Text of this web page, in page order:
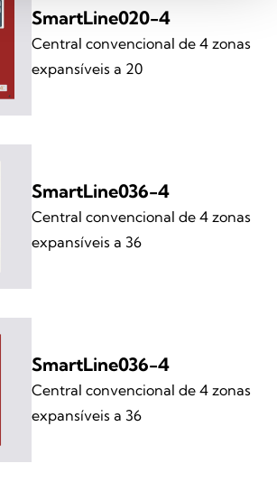
SmartLine020-4
Central convencional de 4 zonas
expansíveis a 20
SmartLine036-4
Central convencional de 4 zonas
expansíveis a 36
SmartLine036-4
Central convencional de 4 zonas
expansíveis a 36